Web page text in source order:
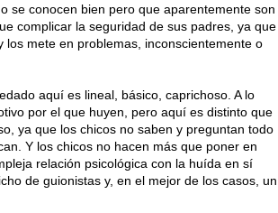
se conocen bien pero que aparentemente son
complicar la seguridad de sus padres, ya que
mete en problemas, inconscientemente o
aquí es lineal, básico, caprichoso. A lo
por el que huyen, pero aquí es distinto que
ya que los chicos no saben y preguntan todo
Y los chicos no hacen más que poner en
relación psicológica con la huída en sí
de guionistas y, en el mejor de los casos, un